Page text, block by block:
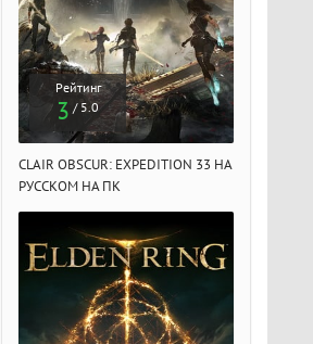
Рейтинг
3 / 5.0
CLAIR OBSCUR: EXPEDITION 33 НА
РУССКОМ НА ПК